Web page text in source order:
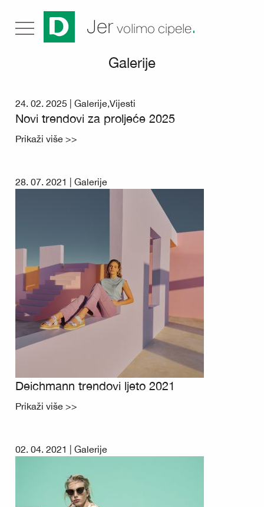
Jer volimo cipele.
Galerije
24. 02. 2025 | Galerije,Vijesti
Novi trendovi za proljeće 2025
Prikaži više >>
28. 07. 2021 | Galerije
Deichmann trendovi ljeto 2021
Prikaži više >>
02. 04. 2021 | Galerije